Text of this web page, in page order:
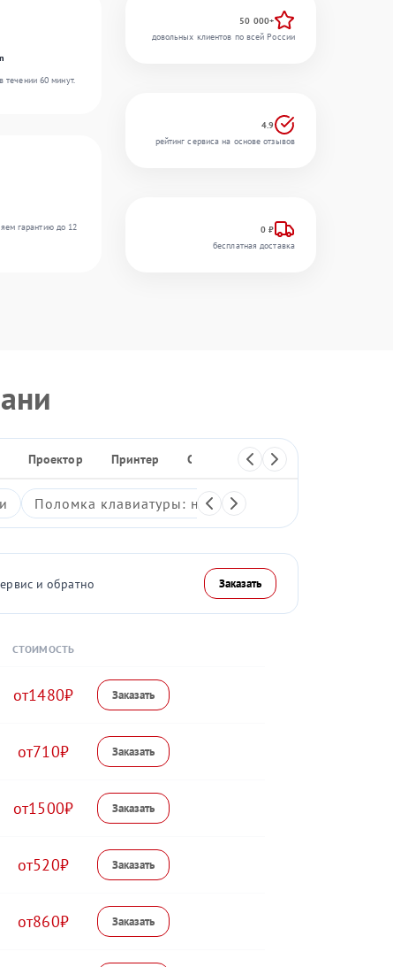
течении 60 минут.
гарантию до 12
50 000+
довольных клиентов по всей России
4.9
рейтинг сервиса на основе отзывов
0 ₽
бесплатная доставка
Проектор Принтер Сканер МФУ
Поломка клавиатуры: неработающие клавиши,
и обратно Заказать
СТОИМОСТЬ
1480
710
1500
520
860